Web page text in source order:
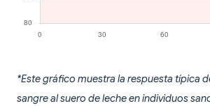
*Este gráfico muestra la respuesta típica
sangre al suero de leche en individuos